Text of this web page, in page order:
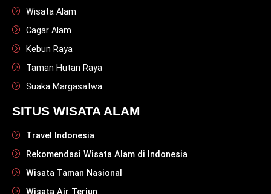
Wisata Alam
Cagar Alam
Kebun Raya
Taman Hutan Raya
Suaka Margasatwa
SITUS WISATA ALAM
Travel Indonesia
Rekomendasi Wisata Alam di Indonesia
Wisata Taman Nasional